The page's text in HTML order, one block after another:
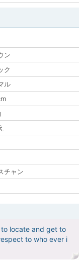
ン
ク
ル
チャン
locate and get to
to who ever i